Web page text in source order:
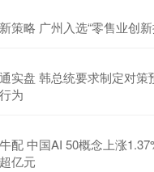
策略 广州入选“零售业创
实盘 韩总统要求制定对
为
配 中国AI 50概念上涨
亿元